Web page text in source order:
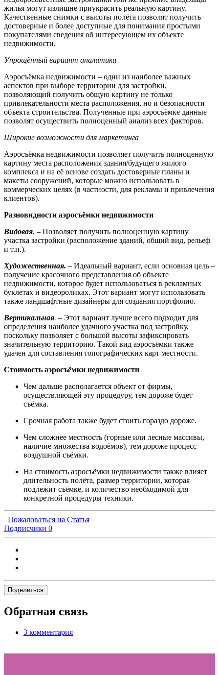
жилья могут излишне приукрасить реальную картину.
Качественные снимки с высоты полёта позволят получить
достоверные и более доступные для понимания простыми
покупателями сведения об интересующем их объекте
недвижимости.
Упрощённый вариант аналитики
Аэросъёмка недвижимости – один из наиболее важных
аспектов при выборе территории для застройки,
позволяющий получить общую картину не только
привлекательности места расположения, но и безопасности
объекта строительства. Полученные при аэросъёмке данные
позволят осуществить полноценный анализ всех факторов.
Широкие возможности для маркетинга
Аэросъёмка недвижимости позволяет получить полноценную
картину места расположения здания/будущего жилого
комплекса и на её основе создать достоверные планы и
макеты сооружений, которые можно использовать в
коммерческих целях (в частности, для рекламы и привлечения
клиентов).
Разновидности аэросъёмки недвижимости
Видовая. – Позволяет получить полноценную картину
участка застройки (расположение зданий, общий вид, рельеф
и т.п.).
Художественная. – Идеальный вариант, если основная цель –
получение красочного представления об объекте
недвижимости, которое будет использоваться в рекламных
буклетах и видеороликах. Этот вариант могут использовать
также ландшафтные дизайнеры для создания портфолио.
Вертикальная. – Этот вариант лучше всего подходит для
определения наиболее удачного участка под застройку,
поскольку позволяет с большой высоты зафиксировать
значительную территорию. Такой вид аэросъёмки также
удачен для составления топографических карт местности.
Стоимость аэросъёмки недвижимости
Чем дальше располагается объект от фирмы,
осуществляющей эту процедуру, тем дороже будет
съёмка.
Срочная работа также будет стоить гораздо дороже.
Чем сложнее местность (горные или лесные массивы,
наличие множества водоёмов), тем дороже процесс
воздушной съёмки.
На стоимость аэросъёмки недвижимости также влияет
длительность полёта, размер территории, которая
подлежит съёмке, и количество необходимой для
конкретной процедуры техники.
Пожаловаться на Статья
Подписчики 0
Поделиться
Обратная связь
3 комментария